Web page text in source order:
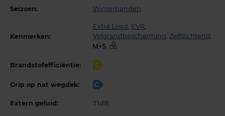
Seizoen: Winterbanden
Kenmerken:
Extra Load EVR
Velgrandbescherming Zelfdichtend
,
Brandstofefficiëntie: C
Grip op nat wegdek: C
Extern geluid: 71dB